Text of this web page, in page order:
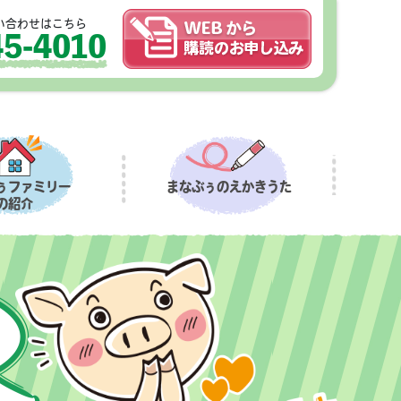
合わせはこちら
4010
ファミリー
紹介
まなぶぅのえかきうた